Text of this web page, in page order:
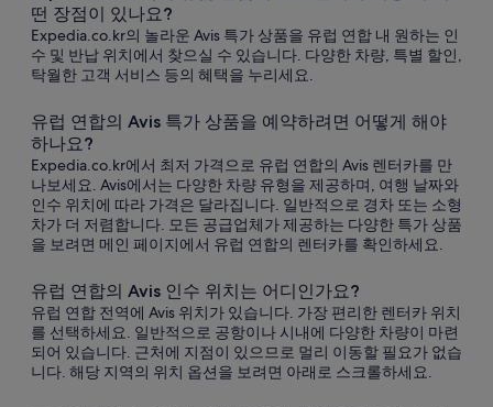
떤 장점이 있나요?
Expedia.co.kr의 놀라운 Avis 특가 상품을 유럽 연합 내 원하는 인
수 및 반납 위치에서 찾으실 수 있습니다. 다양한 차량, 특별 할인,
탁월한 고객 서비스 등의 혜택을 누리세요.
유럽 연합의 Avis 특가 상품을 예약하려면 어떻게 해야
하나요?
Expedia.co.kr에서 최저 가격으로 유럽 연합의 Avis 렌터카를 만
나보세요. Avis에서는 다양한 차량 유형을 제공하며, 여행 날짜와
인수 위치에 따라 가격은 달라집니다. 일반적으로 경차 또는 소형
차가 더 저렴합니다. 모든 공급업체가 제공하는 다양한 특가 상품
을 보려면 메인 페이지에서 유럽 연합의 렌터카를 확인하세요.
유럽 연합의 Avis 인수 위치는 어디인가요?
유럽 연합 전역에 Avis 위치가 있습니다. 가장 편리한 렌터카 위치
를 선택하세요. 일반적으로 공항이나 시내에 다양한 차량이 마련
되어 있습니다. 근처에 지점이 있으므로 멀리 이동할 필요가 없습
니다. 해당 지역의 위치 옵션을 보려면 아래로 스크롤하세요.